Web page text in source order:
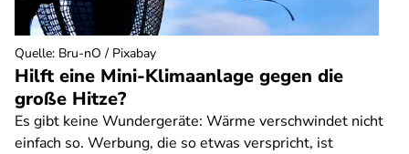
Hilft eine Mini-Klimaanlage gegen die
große Hitze?
Es gibt keine Wundergeräte: Wärme verschwindet nicht
einfach so. Werbung, die so etwas verspricht, ist
Quelle: Bru-nO / Pixabay